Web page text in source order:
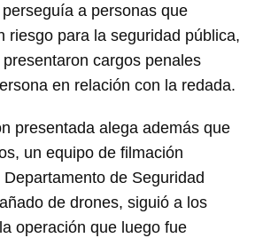
a personas que
riesgo para la seguridad pública,
cargos penales
en relación con la redada.
presentada alega además que
un equipo de filmación
de Seguridad
de drones, siguió a los
operación que luego fue